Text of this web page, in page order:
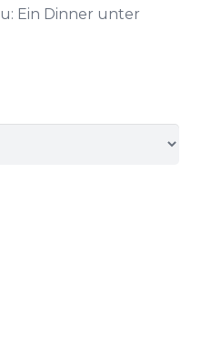
Ein Dinner unter